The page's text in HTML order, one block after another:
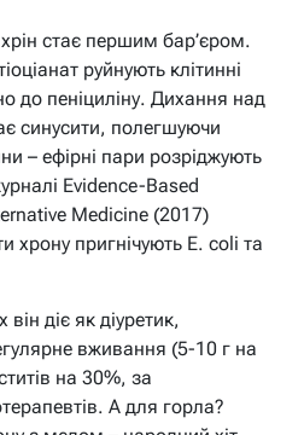
стає першим бар’єром.
руйнують клітинні
до пеніциліну. Дихання над
синусити, полегшуючи
– ефірні пари розріджують
Evidence-Based
Medicine (2017)
хрону пригнічують E. coli та
діє як діуретик,
вживання (5-10 г на
на 30%, за
А для горла?